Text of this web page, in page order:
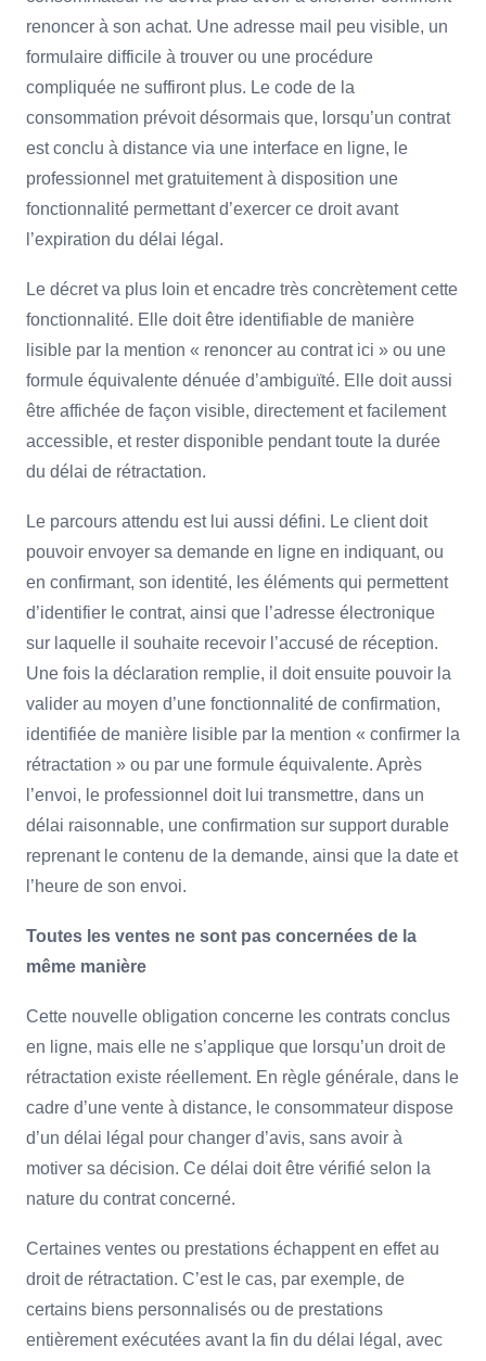
renoncer à son achat. Une adresse mail peu visible, un
formulaire difficile à trouver ou une procédure
compliquée ne suffiront plus. Le code de la
consommation prévoit désormais que, lorsqu’un contrat
est conclu à distance via une interface en ligne, le
professionnel met gratuitement à disposition une
fonctionnalité permettant d’exercer ce droit avant
l’expiration du délai légal.
Le décret va plus loin et encadre très concrètement cette
fonctionnalité. Elle doit être identifiable de manière
lisible par la mention « renoncer au contrat ici » ou une
formule équivalente dénuée d’ambiguïté. Elle doit aussi
être affichée de façon visible, directement et facilement
accessible, et rester disponible pendant toute la durée
du délai de rétractation.
Le parcours attendu est lui aussi défini. Le client doit
pouvoir envoyer sa demande en ligne en indiquant, ou
en confirmant, son identité, les éléments qui permettent
d’identifier le contrat, ainsi que l’adresse électronique
sur laquelle il souhaite recevoir l’accusé de réception.
Une fois la déclaration remplie, il doit ensuite pouvoir la
valider au moyen d’une fonctionnalité de confirmation,
identifiée de manière lisible par la mention « confirmer la
rétractation » ou par une formule équivalente. Après
l’envoi, le professionnel doit lui transmettre, dans un
délai raisonnable, une confirmation sur support durable
reprenant le contenu de la demande, ainsi que la date et
l’heure de son envoi.
Toutes les ventes ne sont pas concernées de la
même manière
Cette nouvelle obligation concerne les contrats conclus
en ligne, mais elle ne s’applique que lorsqu’un droit de
rétractation existe réellement. En règle générale, dans le
cadre d’une vente à distance, le consommateur dispose
d’un délai légal pour changer d’avis, sans avoir à
motiver sa décision. Ce délai doit être vérifié selon la
nature du contrat concerné.
Certaines ventes ou prestations échappent en effet au
droit de rétractation. C’est le cas, par exemple, de
certains biens personnalisés ou de prestations
entièrement exécutées avant la fin du délai légal, avec